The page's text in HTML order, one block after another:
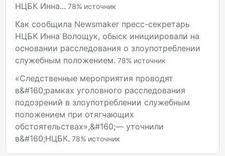
НЦБК Инна... 78% источник
Как сообщила Newsmaker пресс-секретарь
НЦБК Инна Волощук, обыск инициировали на
основании расследования о злоупотреблении
служебным положением. 78% источник
«Следственные мероприятия проводят
в&#160;рамках уголовного расследования
подозрений в злоупотреблении служебным
положением при отягчающих
обстоятельствах»,&#160;— уточнили
в&#160;НЦБК. 78% источник